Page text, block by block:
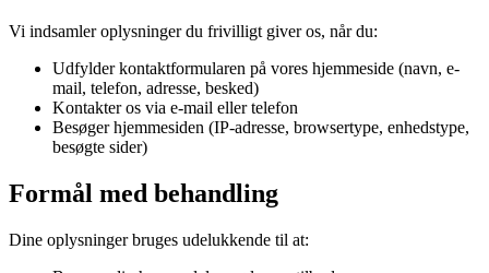
Vi indsamler oplysninger du frivilligt giver os, når du:
Udfylder kontaktformularen på vores hjemmeside (navn, e-
mail, telefon, adresse, besked)
Kontakter os via e-mail eller telefon
Besøger hjemmesiden (IP-adresse, browsertype, enhedstype,
besøgte sider)
Formål med behandling
Dine oplysninger bruges udelukkende til at: